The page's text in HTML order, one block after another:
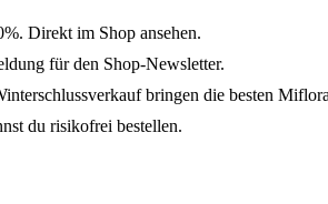
Direkt im Shop ansehen.
für den Shop-Newsletter.
bringen die besten
du risikofrei bestellen.